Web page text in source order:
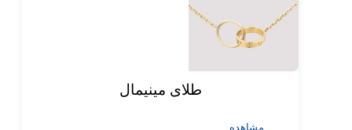
طلای مینیمال
مشاهده